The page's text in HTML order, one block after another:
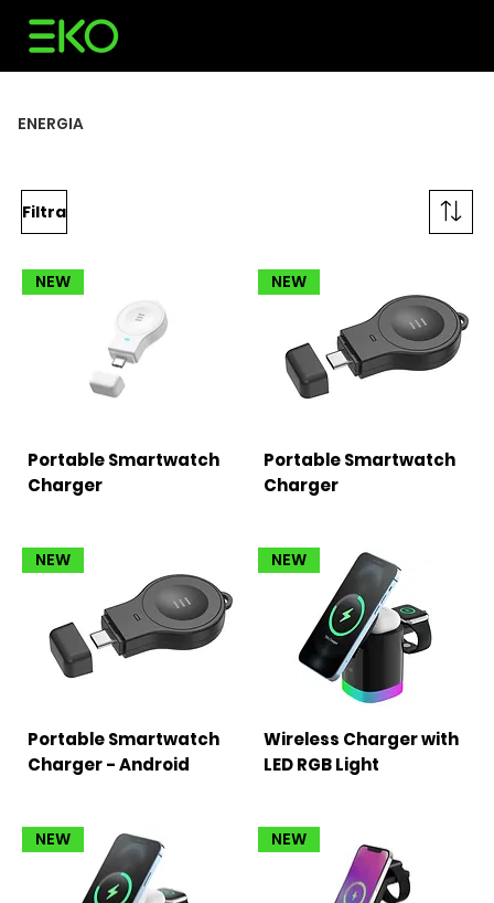
ENERGIA
Filtra
NEW
Portable Smartwatch
Charger
NEW
Portable Smartwatch
Charger
NEW
Portable Smartwatch
Charger - Android
NEW
Wireless Charger with
LED RGB Light
NEW NEW